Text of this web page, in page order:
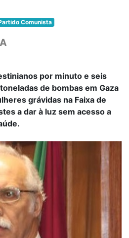
Comunista
por minuto e seis
de bombas em Gaza
grávidas na Faixa de
a dar à luz sem acesso a